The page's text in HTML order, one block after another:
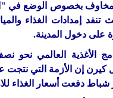
بخصوص الوضع في
تنفد إمدادات الغذاء
على دخول المدينة.
الأغذية العالمي نحو
كيرن إن الأزمة التي نتجت